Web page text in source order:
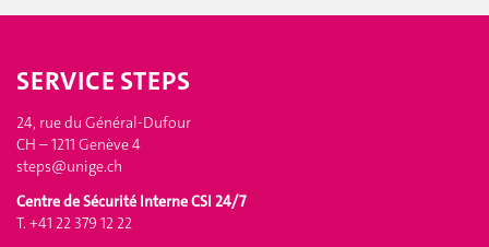
SERVICE STEPS
24, rue du Général-Dufour
CH – 1211 Genève 4
steps@unige.ch
Centre de Sécurité Interne CSI 24/7
T. +41 22 379 12 22